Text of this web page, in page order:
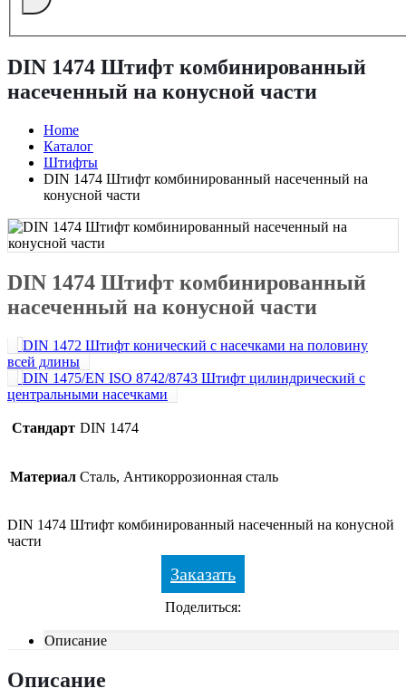
DIN 1474 Штифт комбинированный
насеченный на конусной части
Home
Каталог
Штифты
DIN 1474 Штифт комбинированный насеченный на
конусной части
DIN 1474 Штифт комбинированный
насеченный на конусной части
DIN 1472 Штифт конический с насечками на половину
всей длины
DIN 1475/EN ISO 8742/8743 Штифт цилиндрический с
центральными насечками
Стандарт DIN 1474
Материал Сталь, Антикоррозионная сталь
DIN 1474 Штифт комбинированный насеченный на конусной
части
Заказать
Поделиться:
Описание
Описание